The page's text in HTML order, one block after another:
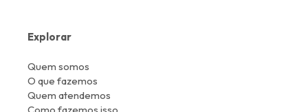
Explorar
Quem somos
O que fazemos
Quem atendemos